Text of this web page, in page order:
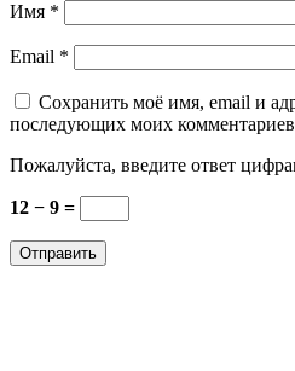
Имя *
Email *
Сохранить моё имя, email и
последующих моих
Пожалуйста, введите ответ
12 − 9 =